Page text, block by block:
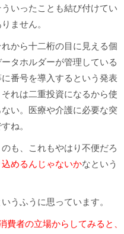
いったことも結び付けてい
ません。
から十二桁の目に見える個
タホルダーが管理している
番号を導入するという発表
れは二重投資になるから使
い。医療や介護に必要な突
ね。
も、これもやはり不便だろ
めるんじゃないかなという
うふうに思っています。
者の立場からしてみると、